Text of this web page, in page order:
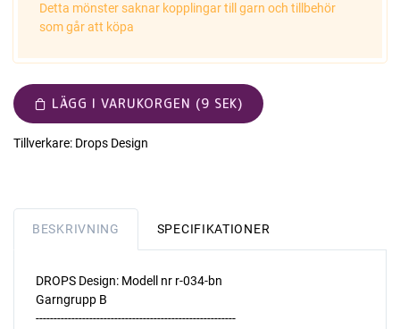
Detta mönster saknar kopplingar till garn och tillbehör
som går att köpa
LÄGG I VARUKORGEN (9 SEK)
Tillverkare: Drops Design
BESKRIVNING SPECIFIKATIONER
DROPS Design: Modell nr r-034-bn
Garngrupp B
--------------------------------------------------------